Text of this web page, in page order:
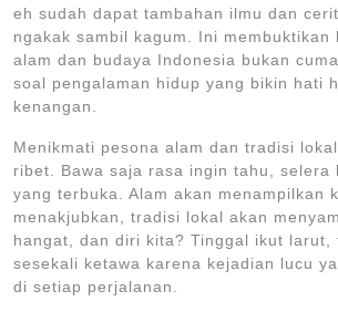
eh sudah dapat tambahan ilmu dan
ngakak sambil kagum. Ini membuktikan
alam dan budaya Indonesia bukan
soal pengalaman hidup yang bikin hati
kenangan.
Menikmati pesona alam dan tradisi
ribet. Bawa saja rasa ingin tahu, selera
yang terbuka. Alam akan menampilkan
menakjubkan, tradisi lokal akan
hangat, dan diri kita? Tinggal ikut larut,
sesekali ketawa karena kejadian lucu
di setiap perjalanan.